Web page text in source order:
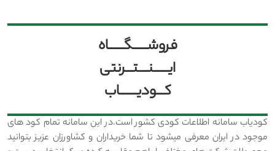
فروشــــــگــــــاه
ایــــــنــــتـــرنتی
کـــودیـــــــاب
کودیاب سامانه اطلاعات کودی کشور است.در این سامانه تمام کود های
موجود در ایران معرفی میشود تا شما خریداران و کشاورزان عزیز بتوانید